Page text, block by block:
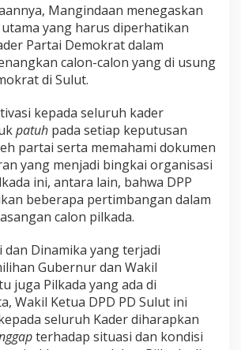
Mangindaan menegaskan
yang harus diperhatikan
Partai Demokrat dalam
calon-calon yang di usung
di Sulut.
kepada seluruh kader
patuh pada setiap keputusan
partai serta memahami dokumen
yang menjadi bingkai organisasi
ini, antara lain, bahwa DPP
beberapa pertimbangan dalam
calon pilkada.
dan Dinamika yang terjadi
Gubernur dan Wakil
juga Pilkada yang ada di
Wakil Ketua DPD PD Sulut ini
seluruh Kader diharapkan
terhadap situasi dan kondisi